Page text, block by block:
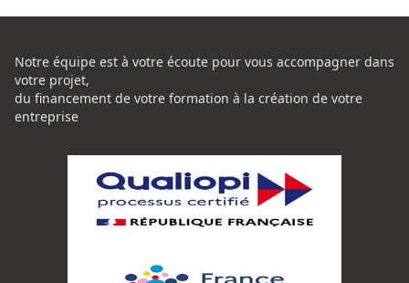
Notre équipe est à votre écoute pour vous accompagner dans
votre projet,
du financement de votre formation à la création de votre
entreprise